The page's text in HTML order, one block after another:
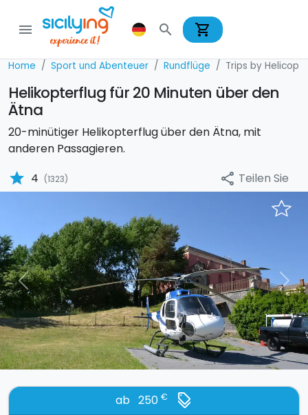
menu search shopping_cart
Home Sport und Abenteuer Rundflüge Trips by
Helikopterflug für 20 Minuten über den
Ätna
20-minütiger Helikopterflug über den Ätna, mit
anderen Passagieren.
star 4 (1323) share Teilen Sie
Previous Next
ab 250 € discount